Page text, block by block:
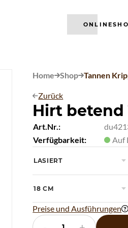
HomeShopTannen
Zurück
Hirt betend
Art.Nr.:
Verfügbarkeit:
Auf
LASIERT 
18 CM 
Preise und Ausführungen